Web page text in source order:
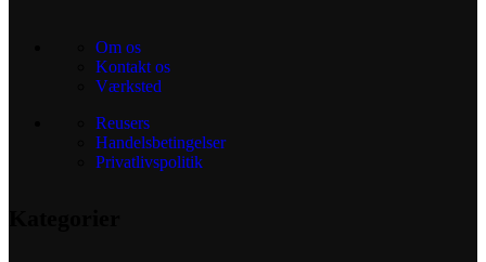
Om os
Kontakt os
Værksted
Reusers
Handelsbetingelser
Privatlivspolitik